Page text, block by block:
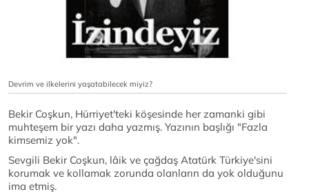
Devrim ve ilkelerini yaşatabilecek miyiz?
Bekir Coşkun, Hürriyet'teki köşesinde her zamanki gibi
muhteşem bir yazı daha yazmış. Yazının başlığı "Fazla
kimsemiz yok".
Sevgili Bekir Coşkun, lâik ve çağdaş Atatürk Türkiye'sini
korumak ve kollamak zorunda olanların da yok olduğunu
ima etmiş.